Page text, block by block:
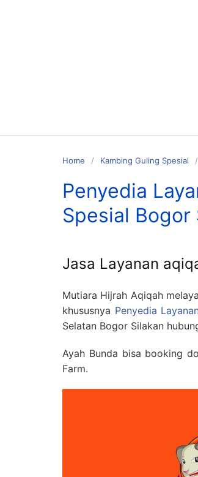
Home Kambing Guling Spesial
Penyedia
Spesial
Jasa Layanan
Mutiara Hijrah Aqiqah
khususnya Penyedia
Selatan Bogor Silakan
Ayah Bunda bisa booking
Farm.